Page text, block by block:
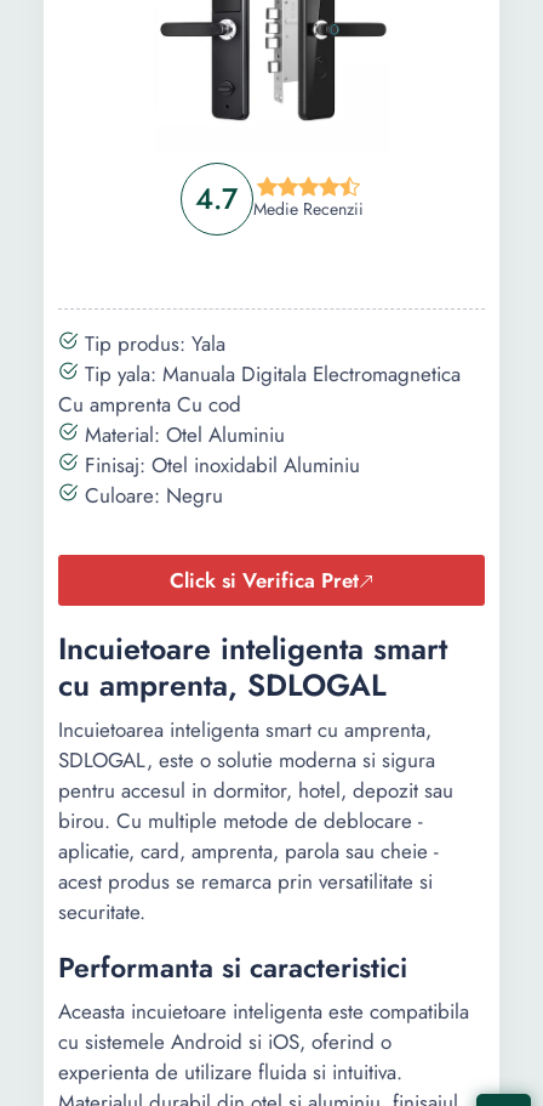
4.7 Medie Recenzii
Tip produs: Yala
Tip yala: Manuala Digitala Electromagnetica
Cu amprenta Cu cod
Material: Otel Aluminiu
Finisaj: Otel inoxidabil Aluminiu
Culoare: Negru
Click si Verifica Pret
Incuietoare inteligenta smart
cu amprenta, SDLOGAL
Incuietoarea inteligenta smart cu amprenta,
SDLOGAL, este o solutie moderna si sigura
pentru accesul in dormitor, hotel, depozit sau
birou. Cu multiple metode de deblocare -
aplicatie, card, amprenta, parola sau cheie -
acest produs se remarca prin versatilitate si
securitate.
Performanta si caracteristici
Aceasta incuietoare inteligenta este compatibila
cu sistemele Android si iOS, oferind o
experienta de utilizare fluida si intuitiva.